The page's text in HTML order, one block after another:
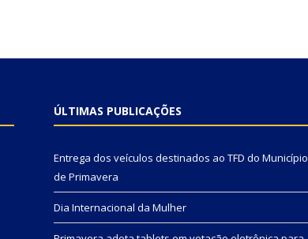
ÚLTIMAS PUBLICAÇÕES
Entrega dos veículos destinados ao TFD do Município
de Primavera
Dia Internacional da Mulher